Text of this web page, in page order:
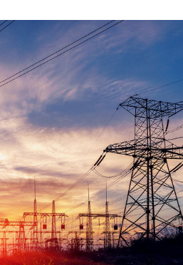
КЕШБЭКА